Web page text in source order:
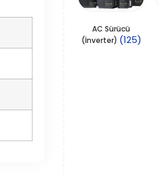
AC Sürücü
(İnverter) (125)